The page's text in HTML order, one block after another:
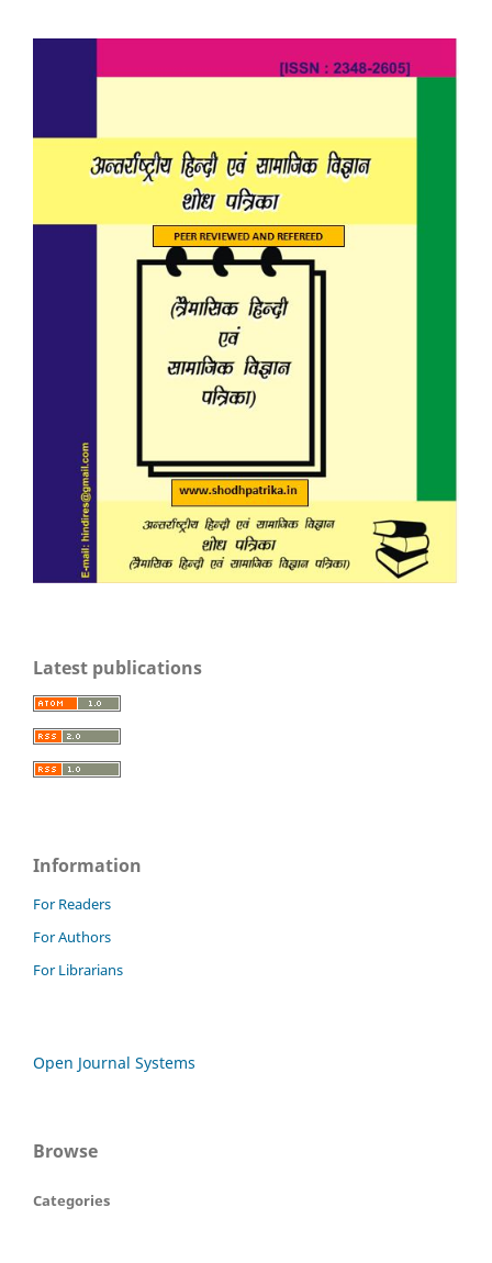
Latest publications
Information
For Readers
For Authors
For Librarians
Open Journal Systems
Browse
Categories